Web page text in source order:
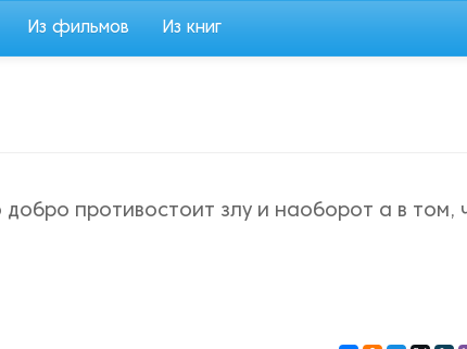
Из фильмов Из книг
противостоит злу и наоборот а в том,